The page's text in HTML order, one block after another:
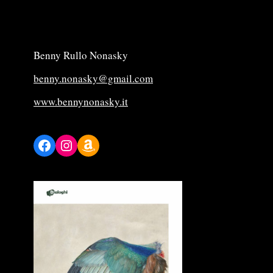
Benny Rullo Nonasky
benny.nonasky@gmail.com
www.bennynonasky.it